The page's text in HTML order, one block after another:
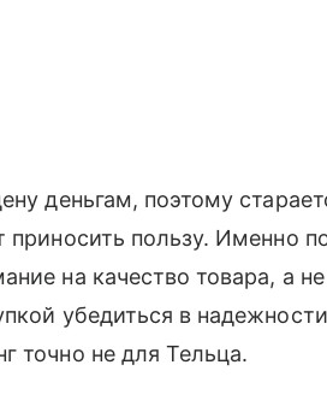
деньгам, поэтому
приносить пользу. Именно
на качество товара, а
убедиться в
точно не для Тельца.